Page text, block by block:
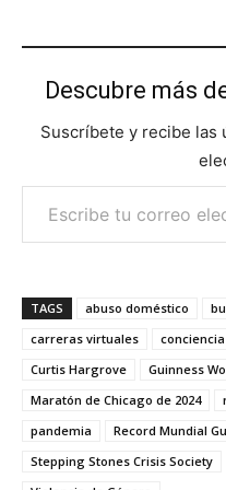
Descubre más
Suscríbete y recibe las
Escribe tu correo electrónico…
TAGS abuso doméstico
carreras virtuales
conciencia
Curtis Hargrove
Guinness
Maratón de Chicago de 2024
pandemia
Record Mundial
Stepping Stones Crisis Society